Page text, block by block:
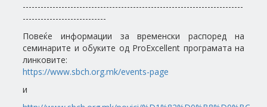
--------------------------------------------------------------------------
----------------------------
Повеќе информации за временски распоред на
семинарите и обуките од ProExcellent програмата на
линковите:
https://www.sbch.org.mk/events-page
и